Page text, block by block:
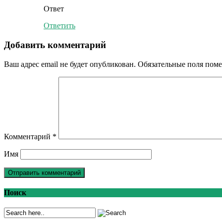
Ответ
Ответить
Добавить комментарий
Ваш адрес email не будет опубликован. Обязательные поля
Комментарий *
Имя
Поиск